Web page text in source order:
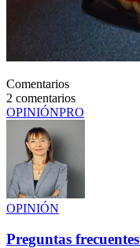
Comentarios
2 comentarios
OPINIÓNPRO
OPINIÓN
Preguntas